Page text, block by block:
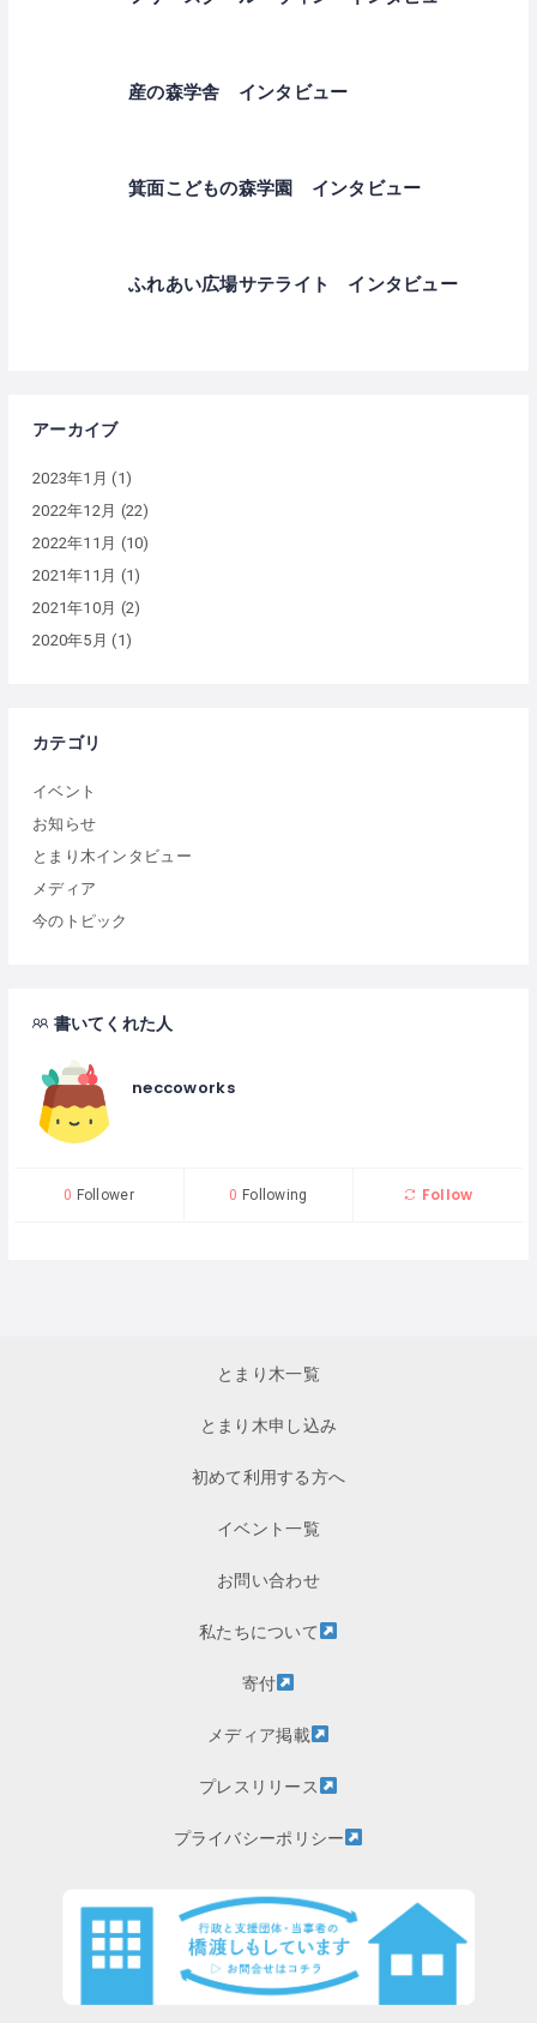
産の森学舎 インタビュー
箕面こどもの森学園 インタビュー
ふれあい広場サテライト インタビュー
アーカイブ
2023年1月 (1)
2022年12月 (22)
2022年11月 (10)
2021年11月 (1)
2021年10月 (2)
2020年5月 (1)
カテゴリ
イベント
お知らせ
とまり木インタビュー
メディア
今のトピック
書いてくれた人
neccoworks
0 Follower 0 Following Follow
とまり木一覧
とまり木申し込み
初めて利用する方へ
イベント一覧
お問い合わせ
私たちについて
寄付
メディア掲載
プレスリリース
プライバシーポリシー